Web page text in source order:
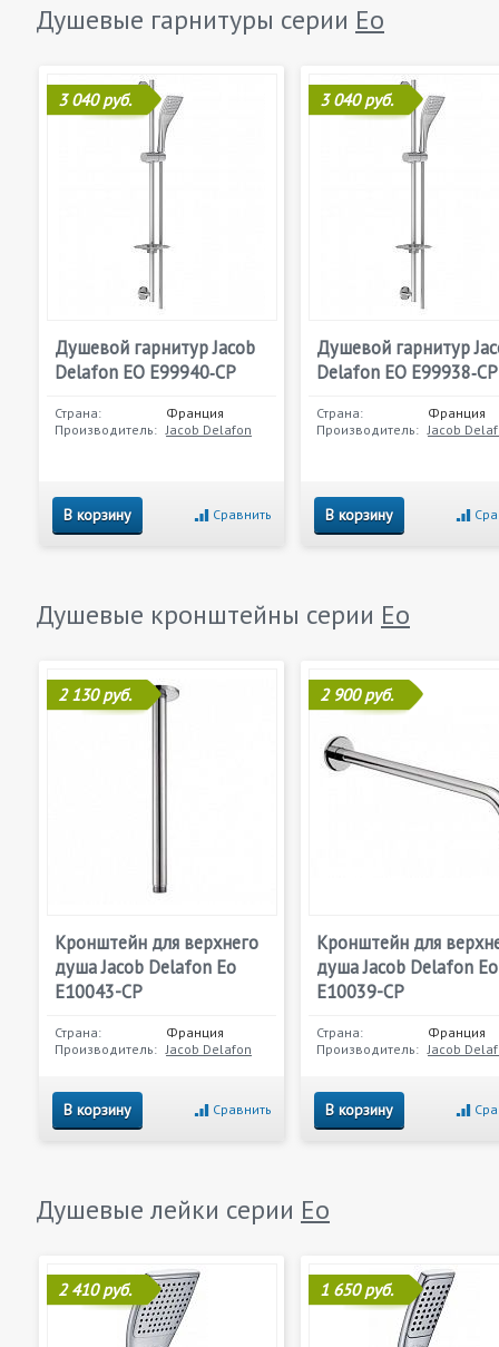
Душевые гарнитуры серии Eo
3 040 руб.
Душевой гарнитур Jacob
Delafon EO E99940‐CP
Страна:
Франция
Производитель: Jacob Delafon
В корзину Сравнить
3 040 руб.
Душевой гарнитур
Delafon EO E99938‐CP
Страна:
Франция
Производитель: Jacob
В корзину
Душевые кронштейны серии Eo
2 130 руб.
Кронштейн для верхнего
душа Jacob Delafon Eo
E10043-CP
Страна:
Франция
Производитель: Jacob Delafon
В корзину Сравнить
2 900 руб.
Кронштейн для
душа Jacob Delafon Eo
E10039-CP
Страна:
Франция
Производитель: Jacob
В корзину
Душевые лейки серии Eo
2 410 руб. 1 650 руб.